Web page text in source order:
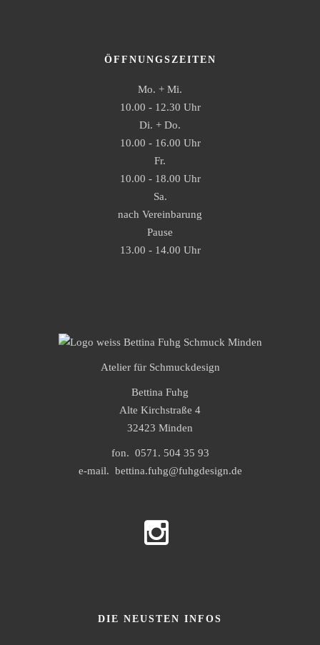
ÖFFNUNGSZEITEN
Mo. + Mi.
10.00 - 12.30 Uhr
Di. + Do.
10.00 - 16.00 Uhr
Fr.
10.00 - 18.00 Uhr
Sa.
nach Vereinbarung
Pause
13.00 - 14.00 Uhr
Atelier für Schmuckdesign
Bettina Fuhg
Alte Kirchstraße 4
32423 Minden
fon. 0571. 504 35 93
e-mail. bettina.fuhg@fuhgdesign.de
DIE NEUSTEN INFOS